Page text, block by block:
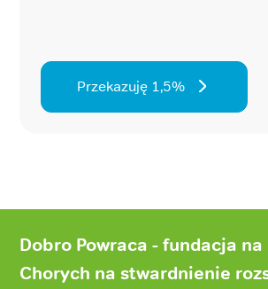
Przekazuję 1,5%
stronyDobro Powraca - fundacja na
Chorych na stwardnienie